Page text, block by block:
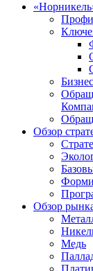
Обзор
Обзор
Медь